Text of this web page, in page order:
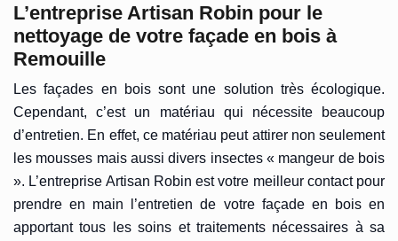
L’entreprise Artisan Robin pour le
nettoyage de votre façade en bois à
Remouille
Les façades en bois sont une solution très écologique.
Cependant, c’est un matériau qui nécessite beaucoup
d’entretien. En effet, ce matériau peut attirer non seulement
les mousses mais aussi divers insectes « mangeur de bois
». L’entreprise Artisan Robin est votre meilleur contact pour
prendre en main l’entretien de votre façade en bois en
apportant tous les soins et traitements nécessaires à sa